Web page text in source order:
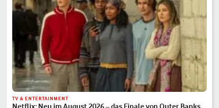
TV & ENTERTAINMENT